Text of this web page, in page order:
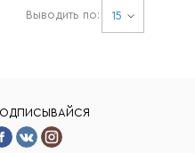
Выводить по: 15